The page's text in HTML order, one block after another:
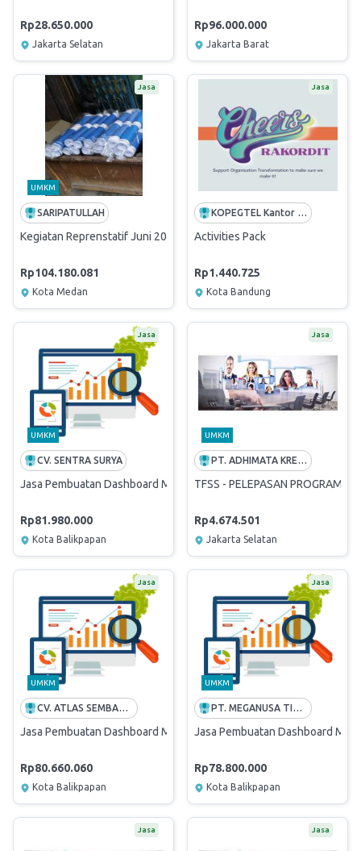
Rp28.650.000
Jakarta Selatan
Rp96.000.000
Jakarta Barat
Jasa
UMKM
SARIPATULLAH
Kegiatan Reprenstatif Juni 2026
Rp104.180.081
Kota Medan
Jasa
KOPEGTEL Kantor Perusahaan
Activities Pack
Rp1.440.725
Kota Bandung
Jasa
UMKM
CV. SENTRA SURYA
Jasa Pembuatan Dashboard Monitoring Fungsi ME
Rp81.980.000
Kota Balikpapan
Jasa
UMKM
PT. ADHIMATA KREATIF INDONESIA
TFSS - PELEPASAN PROGRAM
Rp4.674.501
Jakarta Selatan
Jasa
UMKM
CV. ATLAS SEMBAWANG
Jasa Pembuatan Dashboard Monitoring Fungsi ME
Rp80.660.060
Kota Balikpapan
Jasa
UMKM
PT. MEGANUSA TIRTA MANDIRI
Jasa Pembuatan Dashboard
Rp78.800.000
Kota Balikpapan
Jasa Jasa